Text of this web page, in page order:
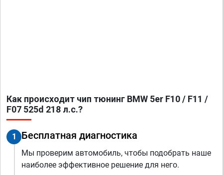
Как происходит чип тюнинг BMW 5er F10 / F11 /
F07 525d 218 л.с.?
1 Бесплатная диагностика
Мы проверим автомобиль, чтобы подобрать наше
наиболее эффективное решение для него.